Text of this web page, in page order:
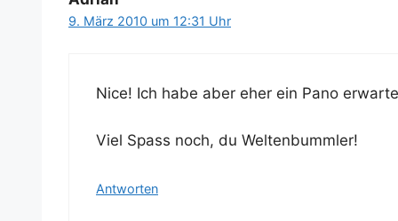
9. März 2010 um 12:31 Uhr
Nice! Ich habe aber eher ein Pano
Viel Spass noch, du Weltenbummler!
Antworten